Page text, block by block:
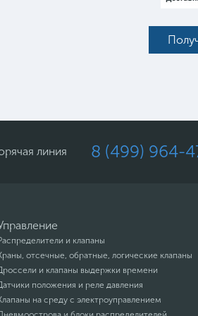
линия 8 (499) 964-
и клапаны
отсечные, обратные, логические клапаны
и клапаны выдержки времени
положения и реле давления
на среду с электроуправлением